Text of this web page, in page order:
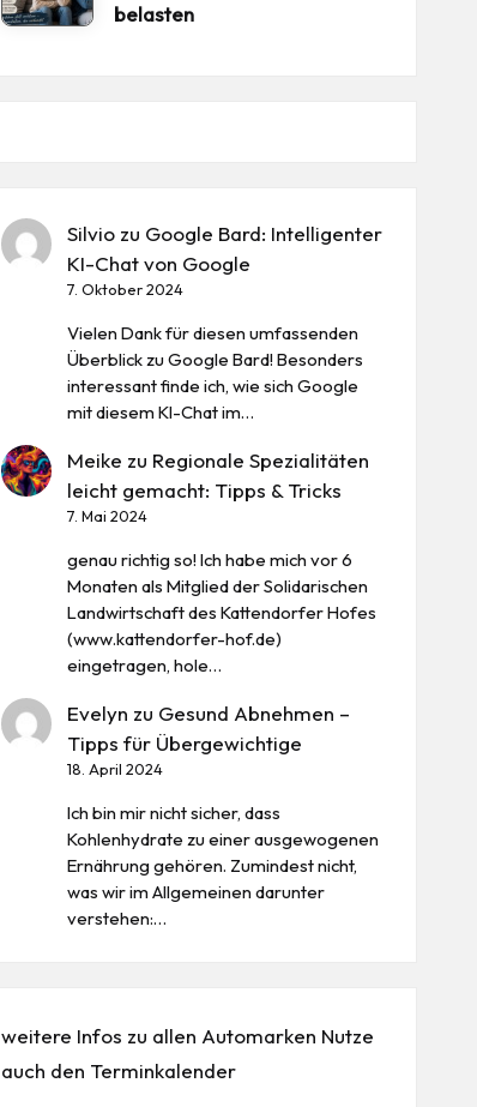
belasten
Silvio zu Google Bard: Intelligenter
KI-Chat von Google
7. Oktober 2024
Vielen Dank für diesen umfassenden
Überblick zu Google Bard! Besonders
interessant finde ich, wie sich Google
mit diesem KI-Chat im…
Meike zu Regionale Spezialitäten
leicht gemacht: Tipps & Tricks
7. Mai 2024
genau richtig so! Ich habe mich vor 6
Monaten als Mitglied der Solidarischen
Landwirtschaft des Kattendorfer Hofes
(www.kattendorfer-hof.de)
eingetragen, hole…
Evelyn zu Gesund Abnehmen –
Tipps für Übergewichtige
18. April 2024
Ich bin mir nicht sicher, dass
Kohlenhydrate zu einer ausgewogenen
Ernährung gehören. Zumindest nicht,
was wir im Allgemeinen darunter
verstehen:…
weitere Infos zu allen Automarken Nutze
auch den Terminkalender